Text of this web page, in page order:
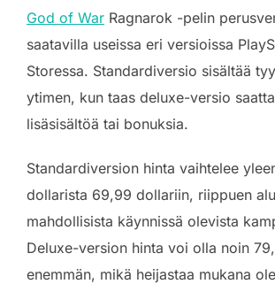
God of War Ragnarok -pelin
saatavilla useissa eri versioissa
Storessa. Standardiversio sisältää
ytimen, kun taas deluxe-versio
lisäsisältöä tai bonuksia.
Standardiversion hinta vaihtelee
dollarista 69,99 dollariin, riippuen
mahdollisista käynnissä olevista
Deluxe-version hinta voi olla noin
enemmän, mikä heijastaa mukana